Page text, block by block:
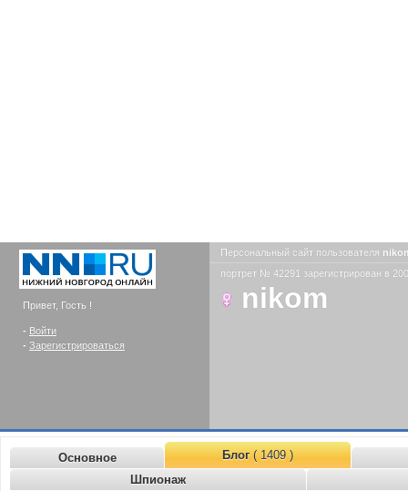
Привет, Гость !
- Войти
- Зарегистрироваться
Персональный сайт пользователя
портрет № 42291 зарегистрирован в
nikom
Основное Блог( 1409 )
Шпионаж